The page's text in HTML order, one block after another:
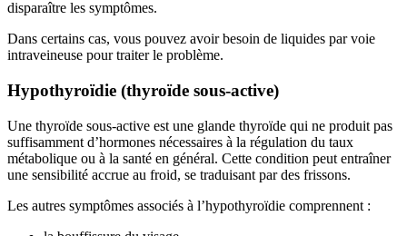
disparaître les symptômes.
Dans certains cas, vous pouvez avoir besoin de liquides par voie
intraveineuse pour traiter le problème.
Hypothyroïdie (thyroïde sous-active)
Une thyroïde sous-active est une glande thyroïde qui ne produit pas
suffisamment d’hormones nécessaires à la régulation du taux
métabolique ou à la santé en général. Cette condition peut entraîner
une sensibilité accrue au froid, se traduisant par des frissons.
Les autres symptômes associés à l’hypothyroïdie comprennent :